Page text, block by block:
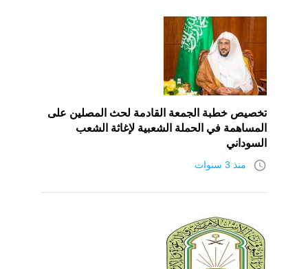
تخصيص خطبة الجمعة القادمة لحث المصلين على
المساهمة في الحملة الشعبية لإغاثة الشعب
السوداني
access_time منذ 3 سنوات